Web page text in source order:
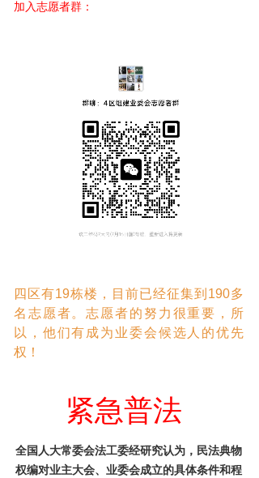
加入志愿者群：
四区有19栋楼，目前已经征集到190多
名志愿者。志愿者的努力很重要，所
以，他们有成为业委会候选人的优先
权！
紧急普法
全国人大常委会法工委经研究认为，民法典物
权编对业主大会、业委会成立的具体条件和程